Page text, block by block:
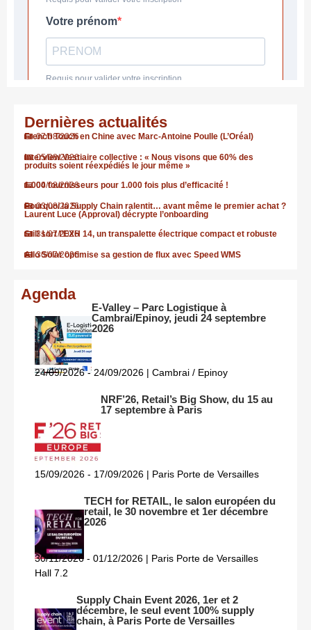
Dernières actualités
07/08/2026
French Touch en Chine avec Marc-Antoine Poulle (L’Oréal)
05/08/2026
Interview Vestiaire collective : « Nous visons que 60% des
produits soient réexpédiés le jour même »
04/08/2026
1.000 fournisseurs pour 1.000 fois plus d’efficacité !
03/08/2026
Pourquoi la Supply Chain ralentit… avant même le premier achat ?
Laurent Luce (Approval) décrypte l’onboarding
31/07/2026
Still sort l’EXH 14, un transpalette électrique compact et robuste
30/07/2026
Allo Solar optimise sa gestion de flux avec Speed WMS
Agenda
E-Valley – Parc Logistique à
Cambrai/Epinoy, jeudi 24 septembre
2026
24/09/2026 - 24/09/2026 | Cambrai / Epinoy
NRF’26, Retail’s Big Show, du 15 au
17 septembre à Paris
15/09/2026 - 17/09/2026 | Paris Porte de Versailles
TECH for RETAIL, le salon européen du
retail, le 30 novembre et 1er décembre
2026
30/11/2026 - 01/12/2026 | Paris Porte de Versailles
Hall 7.2
Supply Chain Event 2026, 1er et 2
décembre, le seul event 100% supply
chain, à Paris Porte de Versailles